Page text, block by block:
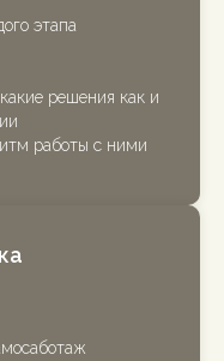
этапа
решения как и
работы с ними